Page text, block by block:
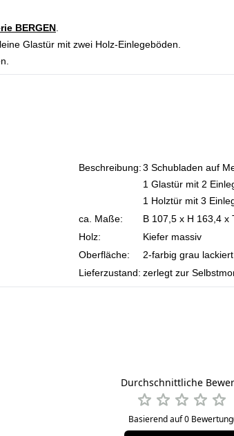
BERGEN
Glastür mit zwei Holz-Einlegeböden.
Beschreibung:3 Schubladen auf
1 Glastür mit 2
1 Holztür mit 3
ca. Maße:
B 107,5 x H 163,4 x
Holz:
Kiefer massiv
Oberfläche:
2-farbig grau
Lieferzustand: zerlegt zur
Durchschnittliche
Basierend auf 0